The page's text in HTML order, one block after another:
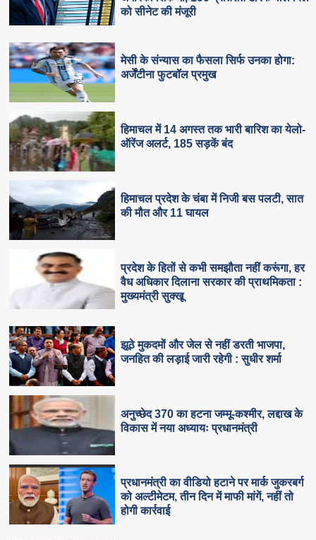
को सीनेट की मंजूरी
मेसी के संन्यास का फैसला सिर्फ उनका होगा:
अर्जेंटीना फुटबॉल प्रमुख
हिमाचल में 14 अगस्त तक भारी बारिश का येलो-
ऑरेंज अलर्ट, 185 सड़कें बंद
हिमाचल प्रदेश के चंबा में निजी बस पलटी, सात
की मौत और 11 घायल
प्रदेश के हितों से कभी समझौता नहीं करूंगा, हर
वैध अधिकार दिलाना सरकार की प्राथमिकता :
मुख्यमंत्री सुक्खू
झूठे मुकदमों और जेल से नहीं डरती भाजपा,
जनहित की लड़ाई जारी रहेगी : सुधीर शर्मा
अनुच्छेद 370 का हटना जम्मू-कश्मीर, लद्दाख के
विकास में नया अध्यायः प्रधानमंत्री
प्रधानमंत्री का वीडियो हटाने पर मार्क जुकरबर्ग
को अल्टीमेटम, तीन दिन में माफी मांगें, नहीं तो
होगी कार्रवाई